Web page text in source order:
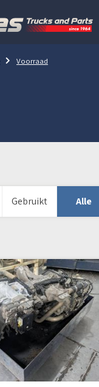
Voorraad
Gebruikt Alle